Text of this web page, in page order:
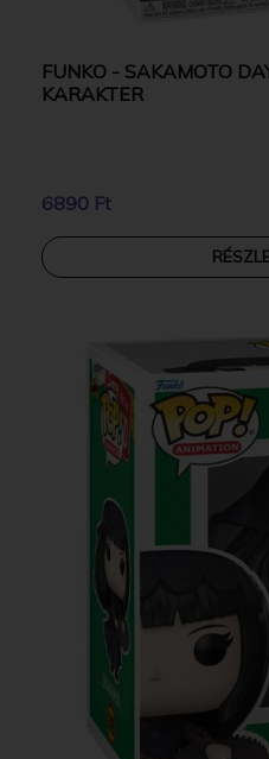
FUNKO - SAKAMOTO
KARAKTER
6890 Ft